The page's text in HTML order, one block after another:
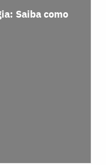
Saiba como